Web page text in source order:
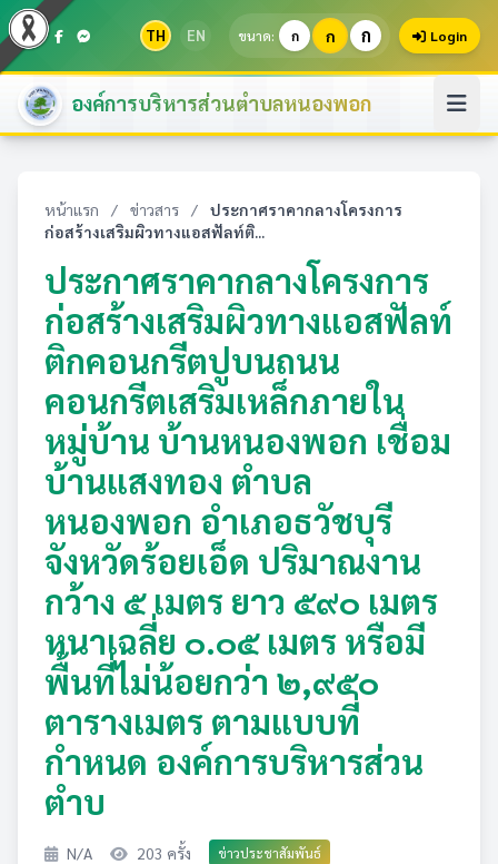
TH EN ขนาด: ก ก ก Login
องค์การบริหารส่วนตำบลหนองพอก
หน้าแรก / ข่าวสาร /
ประกาศราคากลางโครงการ
ก่อสร้างเสริมผิวทางแอสฟัลท์ติ...
ประกาศราคากลางโครงการ
ก่อสร้างเสริมผิวทางแอสฟัลท์
ติกคอนกรีตปูบนถนน
คอนกรีตเสริมเหล็กภายใน
หมู่บ้าน บ้านหนองพอก เชื่อม
บ้านแสงทอง ตำบล
หนองพอก อำเภอธวัชบุรี
จังหวัดร้อยเอ็ด ปริมาณงาน
กว้าง ๕ เมตร ยาว ๕๙๐ เมตร
หนาเฉลี่ย ๐.๐๕ เมตร หรือมี
พื้นที่ไม่น้อยกว่า ๒,๙๕๐
ตารางเมตร ตามแบบที่
กำหนด องค์การบริหารส่วน
ตำบ
N/A 203 ครั้ง ข่าวประชาสัมพันธ์